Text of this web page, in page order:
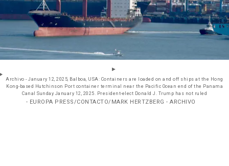
Archivo - January 12, 2025, Balboa, USA: Containers are loaded on and off ships at the Hong
Kong-based Hutchinson Port container terminal near the Pacific Ocean end of the Panama
Canal Sunday January 12, 2025. President-elect Donald J. Trump has not ruled
- EUROPA PRESS/CONTACTO/MARK HERTZBERG - ARCHIVO